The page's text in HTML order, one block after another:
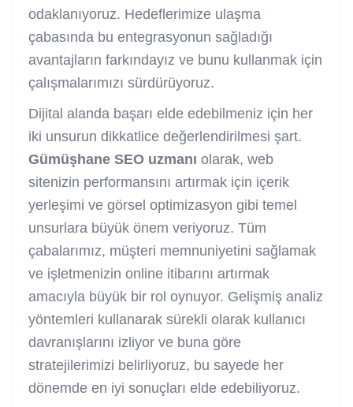
odaklanıyoruz. Hedeflerimize ulaşma
çabasında bu entegrasyonun sağladığı
avantajların farkındayız ve bunu kullanmak için
çalışmalarımızı sürdürüyoruz.
Dijital alanda başarı elde edebilmeniz için her
iki unsurun dikkatlice değerlendirilmesi şart.
Gümüşhane SEO uzmanı olarak, web
sitenizin performansını artırmak için içerik
yerleşimi ve görsel optimizasyon gibi temel
unsurlara büyük önem veriyoruz. Tüm
çabalarımız, müşteri memnuniyetini sağlamak
ve işletmenizin online itibarını artırmak
amacıyla büyük bir rol oynuyor. Gelişmiş analiz
yöntemleri kullanarak sürekli olarak kullanıcı
davranışlarını izliyor ve buna göre
stratejilerimizi belirliyoruz, bu sayede her
dönemde en iyi sonuçları elde edebiliyoruz.